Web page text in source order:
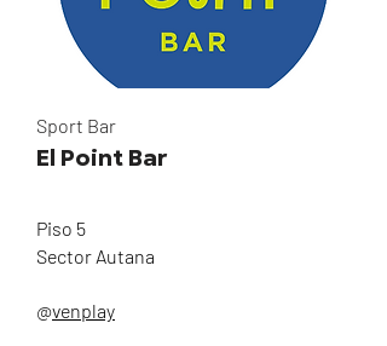
Sport Bar
El Point Bar
Piso 5
Sector Autana
@venplay